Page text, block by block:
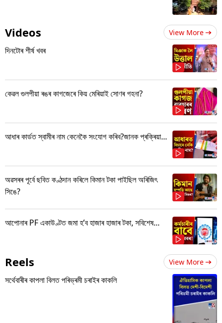
Videos View More
দিনটোৰ শীৰ্ষ খবৰ
কেৱল গুলপীয়া ৰঙৰ কাগজেৰে কিয় মেৰিয়াই সোণৰ গহনা?
আধাৰ কাৰ্ডত স্বামীৰ নাম কেনেকৈ সংযোগ কৰিব?জানক প্ৰক্ৰিয়া...
অৱসৰৰ পূৰ্বে ছবিত কণ্ঠদান কৰিলে কিমান টকা পাইছিল অৰিজিৎ
সিঙে?
আপোনাৰ PF একাউণ্টত জমা হ’ব হাজাৰ হাজাৰ টকা, সবিশেষ...
Reels View More
সৰ্থেবাৰীৰ কাপলা বিলত পৰিভ্ৰমী চৰাইৰ কাকলি